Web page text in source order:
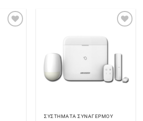
επιθυμιών
ΣΥΣΤΗΜΑΤΑ ΣΥΝΑΓΕΡΜΟΥ